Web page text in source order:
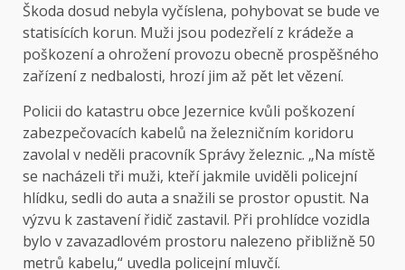
Škoda dosud nebyla vyčíslena, pohybovat se bude ve
statisících korun. Muži jsou podezřelí z krádeže a
poškození a ohrožení provozu obecně prospěšného
zařízení z nedbalosti, hrozí jim až pět let vězení.
Policii do katastru obce Jezernice kvůli poškození
zabezpečovacích kabelů na železničním koridoru
zavolal v neděli pracovník Správy železnic. „Na místě
se nacházeli tři muži, kteří jakmile uviděli policejní
hlídku, sedli do auta a snažili se prostor opustit. Na
výzvu k zastavení řidič zastavil. Při prohlídce vozidla
bylo v zavazadlovém prostoru nalezeno přibližně 50
metrů kabelu,“ uvedla policejní mluvčí.